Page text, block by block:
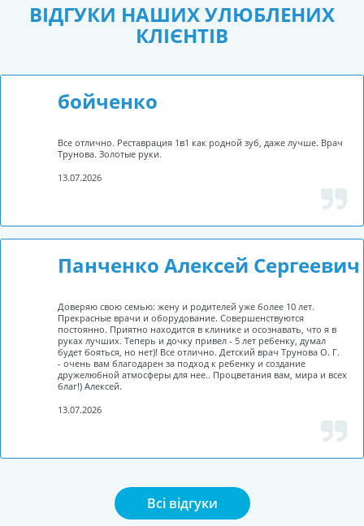
ВІДГУКИ НАШИХ УЛЮБЛЕНИХ
КЛІЄНТІВ
бойченко
Все отлично. Реставрация 1в1 как родной зуб, даже лучше. Врач
Трунова. Золотые руки.
13.07.2026
Панченко Алексей Сергеевич
Доверяю свою семью: жену и родителей уже более 10 лет.
Прекрасные врачи и оборудование. Совершенствуются
постоянно. Приятно находится в клинике и осознавать, что я в
руках лучших. Теперь и дочку привел - 5 лет ребенку, думал
будет бояться, но нет)! Все отлично. Детский врач Трунова О. Г.
- очень вам благодарен за подход к ребенку и создание
дружелюбной атмосферы для нее.. Процветания вам, мира и всех
благ!) Алексей.
13.07.2026
Всі відгуки